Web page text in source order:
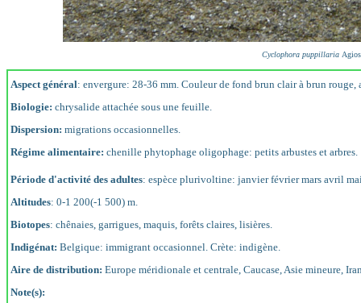
Cyclophora puppillaria
Aspect général: envergure: 28-36 mm. Couleur de fond brun clair à brun
Biologie: chrysalide attachée sous une feuille.
Dispersion: migrations occasionnelles.
Régime alimentaire: chenille phytophage oligophage: petits arbustes et arbres.
Période d'activité des adultes: espèce plurivoltine: janvier février mars avril
Altitudes: 0-1 200(-1 500) m.
Biotopes: chênaies, garrigues, maquis, forêts claires, lisières.
Indigénat: Belgique: immigrant occasionnel. Crète: indigène.
Aire de distribution: Europe méridionale et centrale, Caucase, Asie mineure,
Note(s):